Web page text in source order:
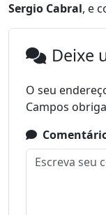
Sergio Cabral, e
Deixe
O seu
Campos